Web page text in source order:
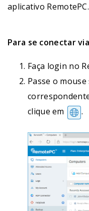
aplicativo RemotePC.
Para se conectar
Faça login no
Passe o
clique em
.